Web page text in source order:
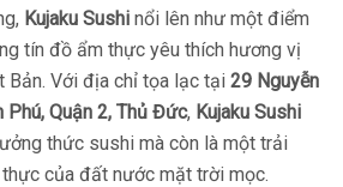
Kujaku Sushi nổi lên như một điểm
tín đồ ẩm thực yêu thích hương vị
Bản. Với địa chỉ tọa lạc tại 29 Nguyễn
Phú, Quận 2, Thủ Đức, Kujaku Sushi
thức sushi mà còn là một trải
của đất nước mặt trời mọc.